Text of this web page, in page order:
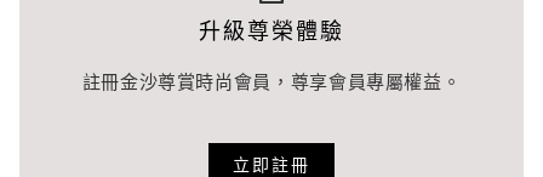
升級尊榮體驗
註冊金沙尊賞時尚會員，尊享會員專屬權益。
立即註冊